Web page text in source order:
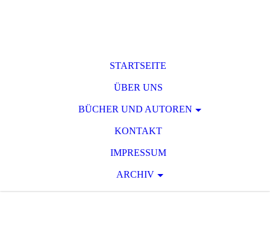
STARTSEITE
ÜBER UNS
BÜCHER UND AUTOREN
KONTAKT
IMPRESSUM
ARCHIV